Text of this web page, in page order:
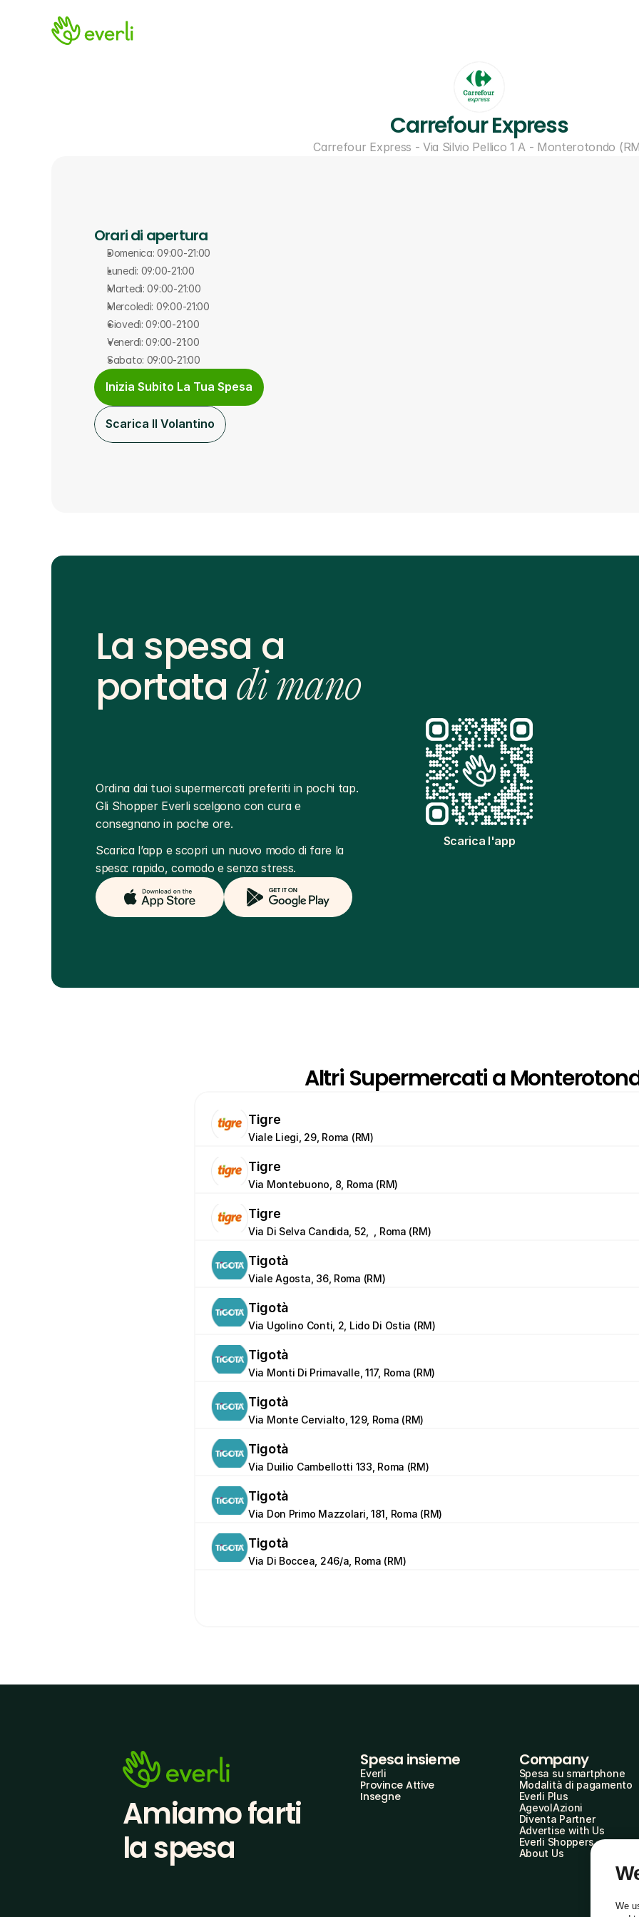
Carrefour Express
Carrefour Express - Via Silvio Pellico 1 A - Monterotondo
Orari di apertura
Domenica: 09:00-21:00
Lunedì: 09:00-21:00
Martedì: 09:00-21:00
Mercoledì: 09:00-21:00
Giovedì: 09:00-21:00
Venerdì: 09:00-21:00
Sabato: 09:00-21:00
Inizia Subito La Tua Spesa
Scarica Il Volantino
Scarica l'app
La spesa a
portata di mano
Ordina dai tuoi supermercati preferiti in pochi tap.
Gli Shopper Everli scelgono con cura e
consegnano in poche ore.
Scarica l’app e scopri un nuovo modo di fare la
spesa: rapido, comodo e senza stress.
Altri Supermercati a
Tigre
Viale Liegi, 29, Roma (RM)
Tigre
Via Montebuono, 8, Roma (RM)
Tigre
Via Di Selva Candida, 52,  , Roma (RM)
Tigotà
Viale Agosta, 36, Roma (RM)
Tigotà
Via Ugolino Conti, 2, Lido Di Ostia (RM)
Tigotà
Via Monti Di Primavalle, 117, Roma (RM)
Tigotà
Via Monte Cervialto, 129, Roma (RM)
Tigotà
Via Duilio Cambellotti 133, Roma (RM)
Tigotà
Via Don Primo Mazzolari, 181, Roma (RM)
Tigotà
Via Di Boccea, 246/a, Roma (RM)
Amiamo farti
la spesa
Spesa insieme
Everli
Province Attive
Insegne
Company
Spesa su smartphone
Modalità di pagamento
Everli Plus
AgevolAzioni
Diventa Partner
Advertise with Us
Everli Shoppers
About Us
We